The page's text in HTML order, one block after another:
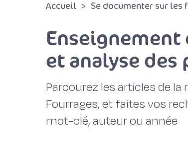
Accueil Se documenter sur
et analyse des
Parcourez les articles de la
Fourrages, et faites vos
mot-clé, auteur ou année